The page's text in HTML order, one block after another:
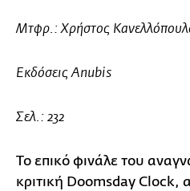
Μτφρ.: Χρήστος
Εκδόσεις Anubis
Σελ.: 232
Το επικό φινάλε του
κριτική Doomsday Clock,